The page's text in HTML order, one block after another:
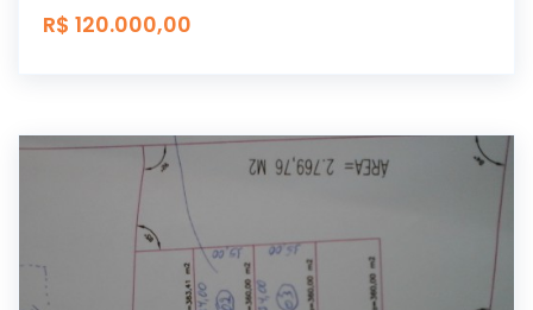
R$ 120.000,00